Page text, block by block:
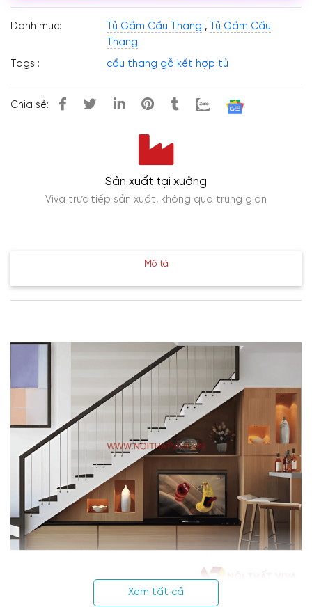
Danh mục: Tủ Gầm Cầu Thang ,
Tủ Gầm Cầu
Thang
Tags :
cầu thang gỗ kết hợp tủ
Chia sẻ:
Sản xuất tại xưởng
Viva trực tiếp sản xuất, không qua trung gian
Mô tả
Xem tất cả